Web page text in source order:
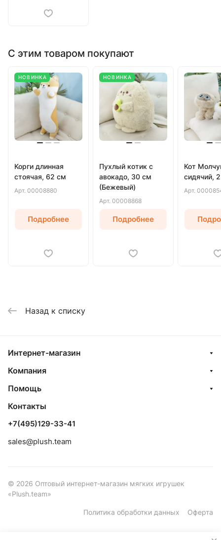
С этим товаром покупают
НОВИНКА
Корги длинная
стоячая, 62 см
Арт. 00008880
Подробнее
НОВИНКА
Пухлый котик с
авокадо, 30 см
(Бежевый)
Арт. 00008868
Подробнее
Кот
сидячий,
Арт.
Назад к списку
Интернет-магазин
Компания
Помощь
Контакты
+7(495)129-33-41
sales@plush.team
© 2026 Оптовый интернет-магазин мягких игрушек
«Plush.team»
Политика обработки данных Оферта